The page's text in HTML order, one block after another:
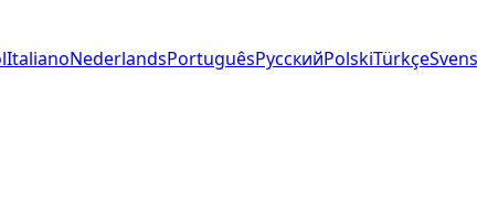
ItalianoNederlandsPortuguêsРусскийPolskiTürkçe